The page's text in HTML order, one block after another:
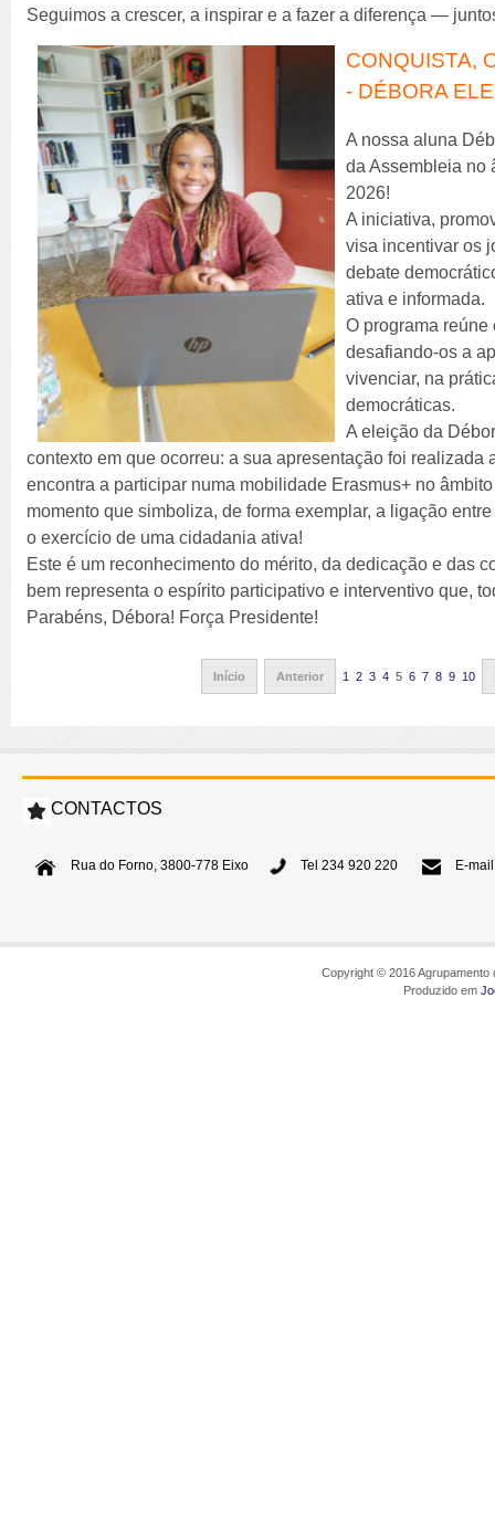
Seguimos a crescer, a inspirar e a fazer a diferença —
CONQUISTA,
- DÉBORA
A nossa aluna
da Assembleia no
2026!
A iniciativa,
visa incentivar os
debate
ativa e informada.
O programa
desafiando-os a
vivenciar, na
democráticas.
A eleição da
contexto em que ocorreu: a sua apresentação foi
encontra a participar numa mobilidade Erasmus+ no
momento que simboliza, de forma exemplar, a ligação
o exercício de uma cidadania ativa!
Este é um reconhecimento do mérito, da dedicação e das
bem representa o espírito participativo e interventivo que,
Parabéns, Débora! Força Presidente!
Início Anterior 1 2 3 4 5 6 7 8 9 10
CONTACTOS
Rua do Forno, 3800-778 Eixo Tel 234 920 220 E-
Copyright © 2016
Produzido em